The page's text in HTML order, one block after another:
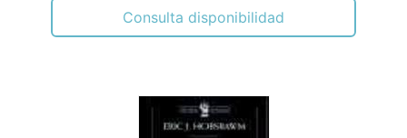
Consulta disponibilidad